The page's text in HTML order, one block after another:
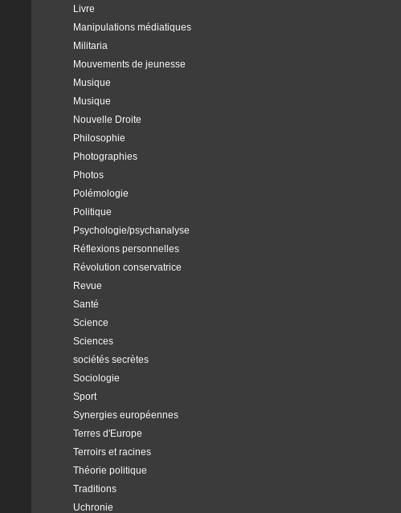
Livre
Manipulations médiatiques
Militaria
Mouvements de jeunesse
Musique
Musique
Nouvelle Droite
Philosophie
Photographies
Photos
Polémologie
Politique
Psychologie/psychanalyse
Réflexions personnelles
Révolution conservatrice
Revue
Santé
Science
Sciences
sociétés secrètes
Sociologie
Sport
Synergies européennes
Terres d'Europe
Terroirs et racines
Théorie politique
Traditions
Uchronie